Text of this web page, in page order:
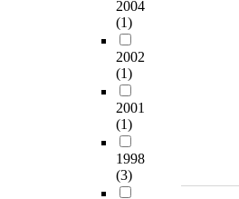
2004
(1)
2002
(1)
2001
(1)
1998
(3)